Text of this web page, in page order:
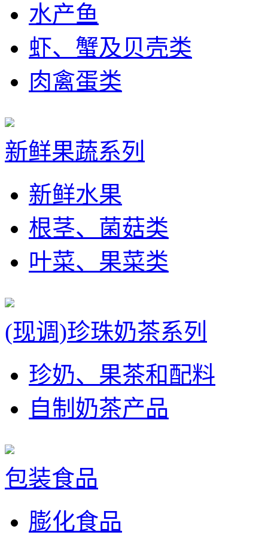
水产鱼
虾、蟹及贝壳类
肉禽蛋类
新鲜果蔬系列
新鲜水果
根茎、菌菇类
叶菜、果菜类
(现调)珍珠奶茶系列
珍奶、果茶和配料
自制奶茶产品
包装食品
膨化食品